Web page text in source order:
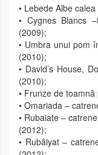
• Lebede Albe
• Cygnes Blancs
(2009);
• Umbra unui pom
(2010);
• David’s House,
(2010);
• Frunze de
• Omariada –
• Rubaiate –
(2012);
• Rubâiyat –